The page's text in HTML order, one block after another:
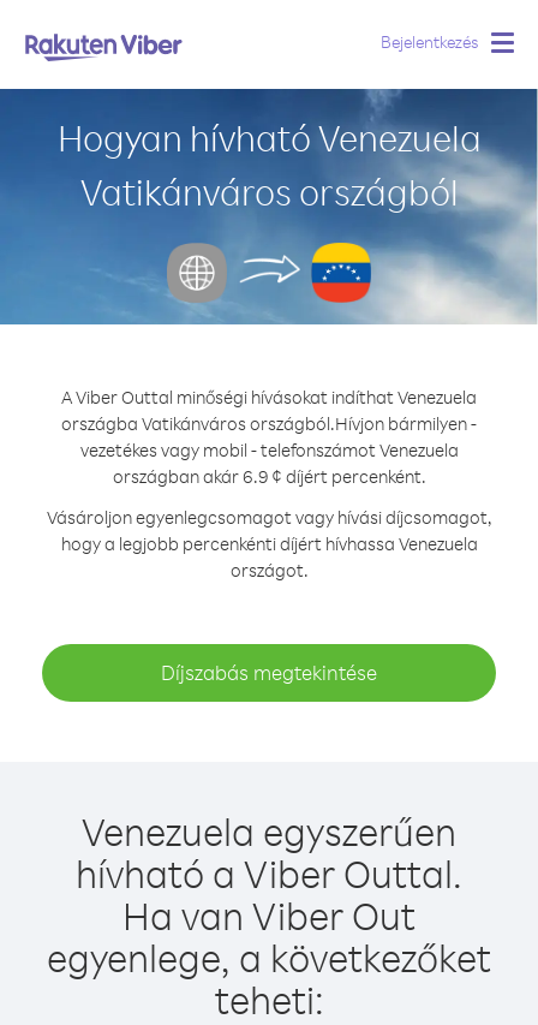
Bejelentkezés
Hogyan hívható Venezuela
Vatikánváros országból
A Viber Outtal minőségi hívásokat indíthat Venezuela
országba Vatikánváros országból.Hívjon bármilyen -
vezetékes vagy mobil - telefonszámot Venezuela
országban akár 6.9 ¢ díjért percenként.
Vásároljon egyenlegcsomagot vagy hívási díjcsomagot,
hogy a legjobb percenkénti díjért hívhassa Venezuela
országot.
Díjszabás megtekintése
Venezuela egyszerűen
hívható a Viber Outtal.
Ha van Viber Out
egyenlege, a következőket
teheti: